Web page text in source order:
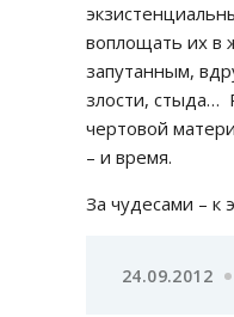
воплощать их в
запутанным,
злости, стыда…
чертовой
– и время.
За чудесами – к
24.09.2012